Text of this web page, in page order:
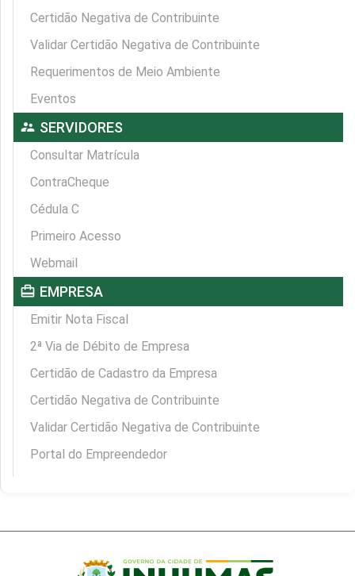
Certidão Negativa de Contribuinte
Validar Certidão Negativa de Contribuinte
Requerimentos de Meio Ambiente
Eventos
supervisor_account SERVIDORES
Consultar Matrícula
ContraCheque
Cédula C
Primeiro Acesso
Webmail
card_travel EMPRESA
Emitir Nota Fiscal
2ª Via de Débito de Empresa
Certidão de Cadastro da Empresa
Certidão Negativa de Contribuinte
Validar Certidão Negativa de Contribuinte
Portal do Empreendedor